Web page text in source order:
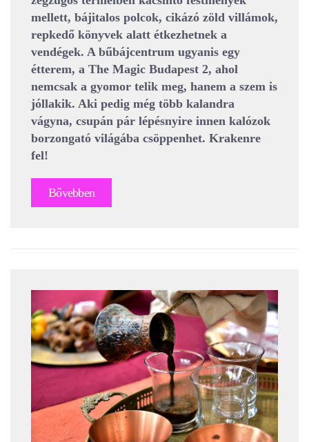
mellett, bájitalos polcok, cikázó zöld villámok,
repkedő könyvek alatt étkezhetnek a
vendégek. A bűbájcentrum ugyanis egy
étterem, a The Magic Budapest 2, ahol
nemcsak a gyomor telik meg, hanem a szem is
jóllakik. Aki pedig még több kalandra
vágyna, csupán pár lépésnyire innen kalózok
borzongató világába csöppenhet. Krakenre
fel!
Bővebben